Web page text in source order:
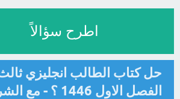
اطرح سؤالاً
حل كتاب الطالب انجليزي
الفصل الاول 1446 ؟ - مع الشرح